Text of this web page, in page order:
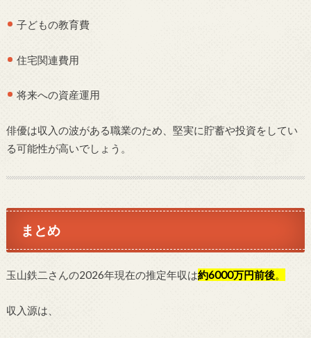
子どもの教育費
住宅関連費用
将来への資産運用
俳優は収入の波がある職業のため、堅実に貯蓄や投資をしてい
る可能性が高いでしょう。
まとめ
玉山鉄二さんの2026年現在の推定年収は約6000万円前後。
収入源は、